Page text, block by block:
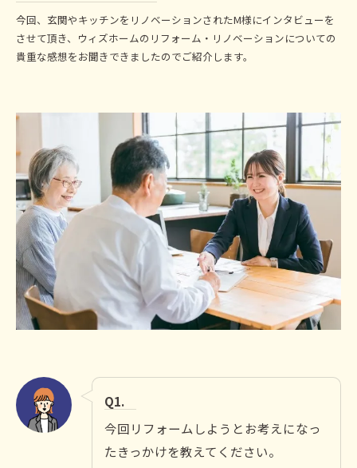
今回、玄関やキッチンをリノベーションされたM様にインタビューを
させて頂き、ウィズホームのリフォーム・リノベーションについての
貴重な感想をお聞きできましたのでご紹介します。
Q1.
今回リフォームしようとお考えになっ
たきっかけを教えてください。